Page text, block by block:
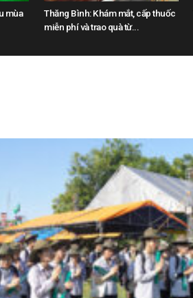
mùa
Thăng Bình: Khám mắt, cấp thuốc
miễn phí và trao quà từ...